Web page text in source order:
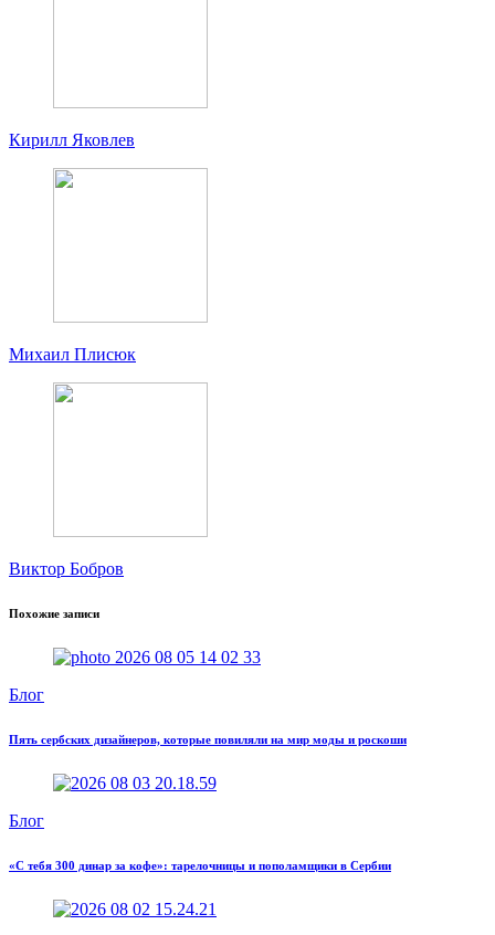
Кирилл Яковлев
Михаил Плисюк
Виктор Бобров
Похожие записи
Блог
Пять сербских дизайнеров, которые повиляли на мир моды и роскоши
Блог
«С тебя 300 динар за кофе»: тарелочницы и пополамщики в Сербии